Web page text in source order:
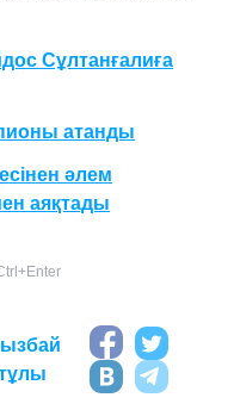
Сұлтанғалиға
атанды
әлем
аяқтады